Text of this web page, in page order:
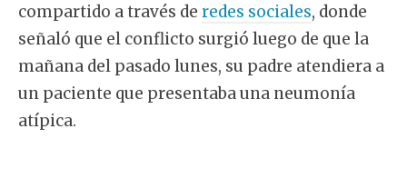
compartido a través de redes sociales, donde
señaló que el conflicto surgió luego de que la
mañana del pasado lunes, su padre atendiera a
un paciente que presentaba una neumonía
atípica.